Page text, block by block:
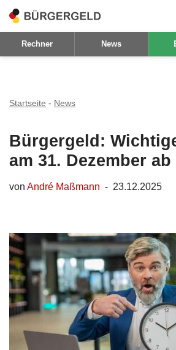
Zum
Inhalt
Rechner News
Startseite - News
Bürgergeld:
am 31. Dezember ab
von André Maßmann 23.12.2025